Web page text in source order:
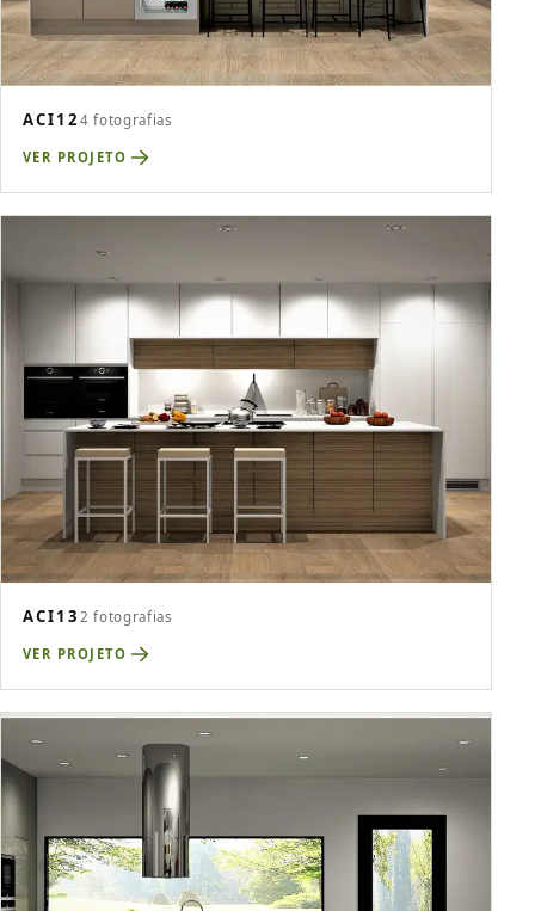
ACI12 4 fotografias
VER PROJETO
ACI13 2 fotografias
VER PROJETO